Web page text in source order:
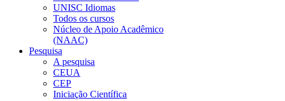
UNISC Idiomas
Todos os cursos
Núcleo de Apoio Acadêmico
(NAAC)
Pesquisa
A pesquisa
CEUA
CEP
Iniciação Científica